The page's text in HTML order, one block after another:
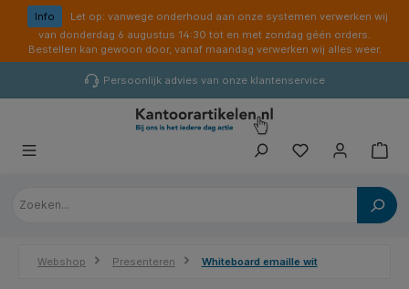
Info
Let op: vanwege onderhoud aan onze systemen verwerken wij
van donderdag 6 augustus 14:30 tot en met zondag géén orders.
Bestellen kan gewoon door, vanaf maandag verwerken wij alles weer.
Persoonlijk advies van onze klantenservice
Webshop Presenteren Whiteboard emaille wit